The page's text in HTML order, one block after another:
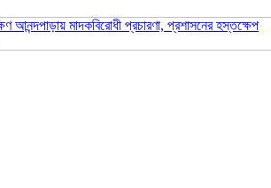
আনন্দপাড়ায় মাদকবিরোধী প্রচারণা, প্রশাসনের হস্তক্ষেপ